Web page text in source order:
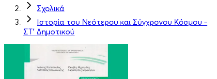
Σχολικά
Ιστορία του Νεότερου και Σύγχρονου Κόσμου -
ΣΤ' Δημοτικού